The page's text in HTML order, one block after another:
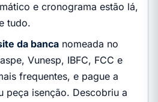
e cronograma estão lá,
tudo.
da banca nomeada no
Vunesp, IBFC, FCC e
frequentes, e pague a
peça isenção. Descobriu a